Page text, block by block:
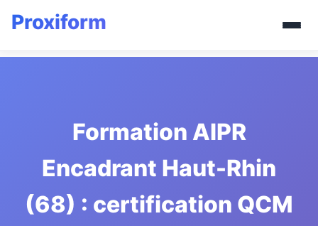
Formation AIPR
Encadrant Haut-Rhin
(68) : certification QCM